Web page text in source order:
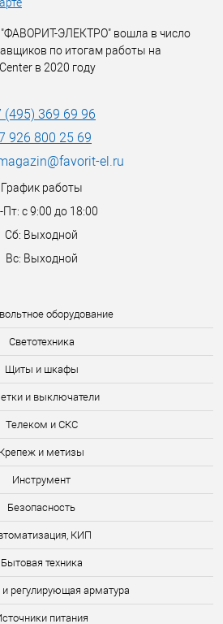
оборудование
Светотехника
Щиты и шкафы
и выключатели
Телеком и СКС
Крепеж и метизы
Инструмент
Безопасность
КИП
Бытовая техника
регулирующая арматура
питания
ЭЛЕКТРО" вошла в число
по итогам работы на
в 2020 году
(495) 369 69 96
926 800 25 69
el.ru
График работы
Пт: с 9:00 до 18:00
Сб: Выходной
Вс: Выходной